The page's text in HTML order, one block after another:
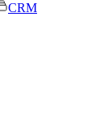
CRM